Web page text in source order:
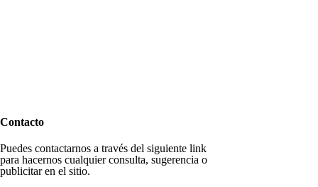
Contacto
Puedes contactarnos a través del siguiente link
para hacernos cualquier consulta, sugerencia o
publicitar en el sitio.